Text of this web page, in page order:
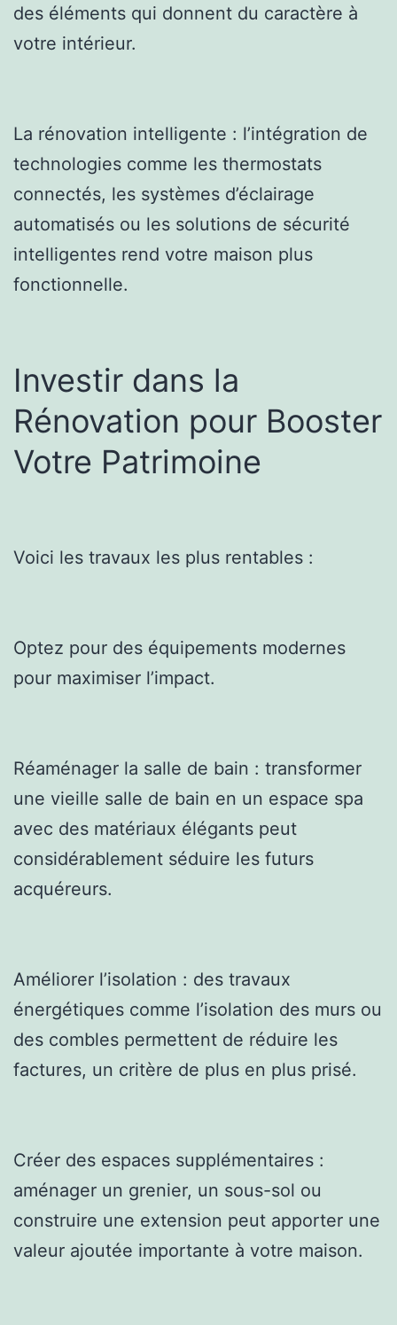
des éléments qui donnent du caractère à
votre intérieur.
La rénovation intelligente : l’intégration de
technologies comme les thermostats
connectés, les systèmes d’éclairage
automatisés ou les solutions de sécurité
intelligentes rend votre maison plus
fonctionnelle.
Investir dans la
Rénovation pour Booster
Votre Patrimoine
Voici les travaux les plus rentables :
Optez pour des équipements modernes
pour maximiser l’impact.
Réaménager la salle de bain : transformer
une vieille salle de bain en un espace spa
avec des matériaux élégants peut
considérablement séduire les futurs
acquéreurs.
Améliorer l’isolation : des travaux
énergétiques comme l’isolation des murs ou
des combles permettent de réduire les
factures, un critère de plus en plus prisé.
Créer des espaces supplémentaires :
aménager un grenier, un sous-sol ou
construire une extension peut apporter une
valeur ajoutée importante à votre maison.